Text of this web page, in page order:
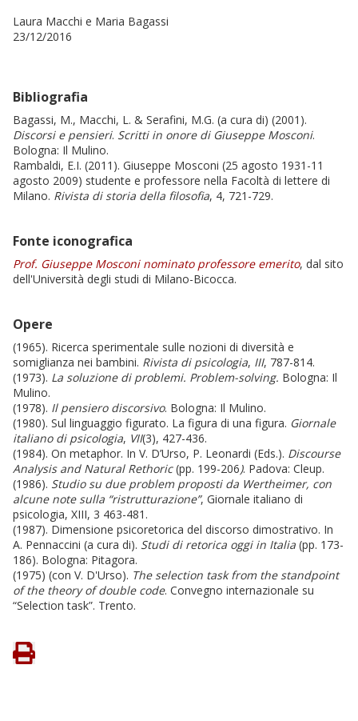
Laura Macchi e Maria Bagassi
23/12/2016
Bibliografia
Bagassi, M., Macchi, L. & Serafini, M.G. (a cura di) (2001).
Discorsi e pensieri. Scritti in onore di Giuseppe Mosconi.
Bologna: Il Mulino.
Rambaldi, E.I. (2011). Giuseppe Mosconi (25 agosto 1931-11
agosto 2009) studente e professore nella Facoltà di lettere di
Milano. Rivista di storia della filosofia, 4, 721-729.
Fonte iconografica
Prof. Giuseppe Mosconi nominato professore emerito, dal sito
dell'Università degli studi di Milano-Bicocca.
Opere
(1965). Ricerca sperimentale sulle nozioni di diversità e
somiglianza nei bambini. Rivista di psicologia, III, 787-814.
(1973). La soluzione di problemi. Problem-solving. Bologna: Il
Mulino.
(1978). Il pensiero discorsivo. Bologna: Il Mulino.
(1980). Sul linguaggio figurato. La figura di una figura. Giornale
italiano di psicologia, VII(3), 427-436.
(1984). On metaphor. In V. D’Urso, P. Leonardi (Eds.). Discourse
Analysis and Natural Rethoric(pp. 199-206). Padova: Cleup.
(1986). Studio su due problem proposti da Wertheimer, con
alcune note sulla “ristrutturazione”, Giornale italiano di
psicologia, XIII, 3 463-481.
(1987). Dimensione psicoretorica del discorso dimostrativo. In
A. Pennaccini (a cura di). Studi di retorica oggi in Italia (pp. 173-
186). Bologna: Pitagora.
(1975) (con V. D'Urso). The selection task from the standpoint
of the theory of double code. Convegno internazionale su
“Selection task”. Trento.